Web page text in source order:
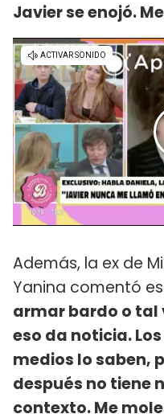
Javier se enojó.
Además, la ex de
Yanina comentó
armar bardo o tal
eso da noticia.
medios lo saben,
después no tiene
contexto. Me